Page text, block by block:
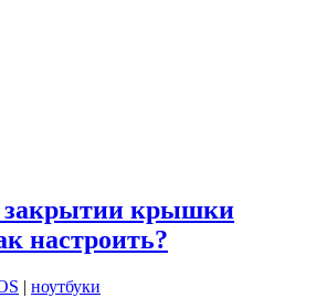
закрытии крышки
настроить?
| ноутбуки